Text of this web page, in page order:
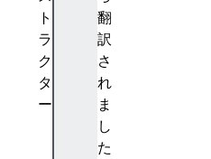
翻
訳
さ
れ
ま
し
た
ト
ラ
ク
タ
ー